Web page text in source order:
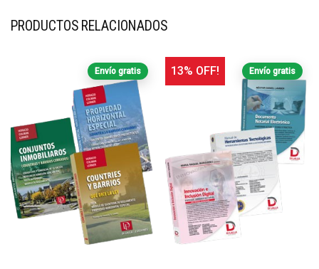
PRODUCTOS RELACIONADOS
Envío gratis Envío gratis
13% OFF!